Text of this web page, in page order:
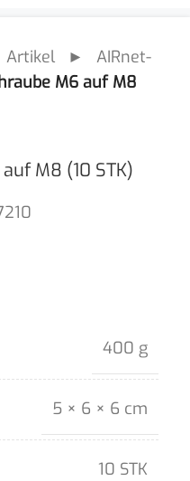
Artikel ► AIRnet-
M6 auf M8
M8 (10 STK)
400 g
5 × 6 × 6 cm
10 STK